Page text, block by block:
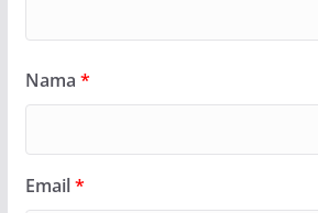
Nama *
Email*